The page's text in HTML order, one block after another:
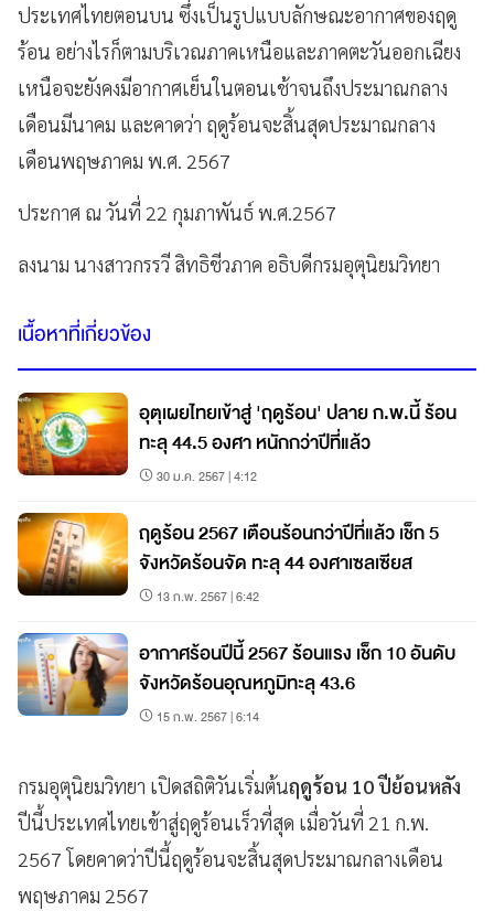
ประเทศไทยตอนบน ซึ่งเป็นรูปแบบลักษณะอากาศของฤดู
ร้อน อย่างไรก็ตามบริเวณภาคเหนือและภาคตะวันออกเฉียง
เหนือจะยังคงมีอากาศเย็นในตอนเช้าจนถึงประมาณกลาง
เดือนมีนาคม และคาดว่า ฤดูร้อนจะสิ้นสุดประมาณกลาง
เดือนพฤษภาคม พ.ศ. 2567
ประกาศ ณ วันที่ 22 กุมภาพันธ์ พ.ศ.2567
ลงนาม นางสาวกรรวี สิทธิชีวภาค อธิบดีกรมอุตุนิยมวิทยา
เนื้อหาที่เกี่ยวข้อง
อุตุเผยไทยเข้าสู่ 'ฤดูร้อน' ปลาย ก.พ.นี้ ร้อน
ทะลุ 44.5 องศา หนักกว่าปีที่แล้ว
30 ม.ค. 2567 | 4:12
ฤดูร้อน 2567 เตือนร้อนกว่าปีที่แล้ว เช็ก 5
จังหวัดร้อนจัด ทะลุ 44 องศาเซลเซียส
13 ก.พ. 2567 | 6:42
อากาศร้อนปีนี้ 2567 ร้อนแรง เช็ก 10 อันดับ
จังหวัดร้อนอุณหภูมิทะลุ 43.6
15 ก.พ. 2567 | 6:14
กรมอุตุนิยมวิทยา เปิดสถิติวันเริ่มต้นฤดูร้อน 10 ปีย้อนหลัง
ปีนี้ประเทศไทยเข้าสู่ฤดูร้อนเร็วที่สุด เมื่อวันที่ 21 ก.พ.
2567 โดยคาดว่าปีนี้ฤดูร้อนจะสิ้นสุดประมาณกลางเดือน
พฤษภาคม 2567